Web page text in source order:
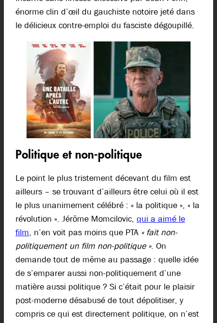
énorme clin d’œil du gauchiste notoire jeté dans
le délicieux contre-emploi du fasciste dégoupillé.
Politique et non-politique
Le point le plus tristement décevant du film est
ailleurs – se trouvant d’ailleurs être celui où il est
le plus unanimement célébré : « la politique », « la
révolution ». Jérôme Momcilovic, qui a aimé le
film, n’en voit pas moins que PTA « fait non-
politiquement un film non-politique ». On
demande tout de même au passage : quelle idée
de s’emparer aussi non-politiquement d’une
matière aussi politique ? Si c’était pour le plaisir
post-moderne désabusé de tout dépolitiser, y
compris ce qui est directement politique, on n’est